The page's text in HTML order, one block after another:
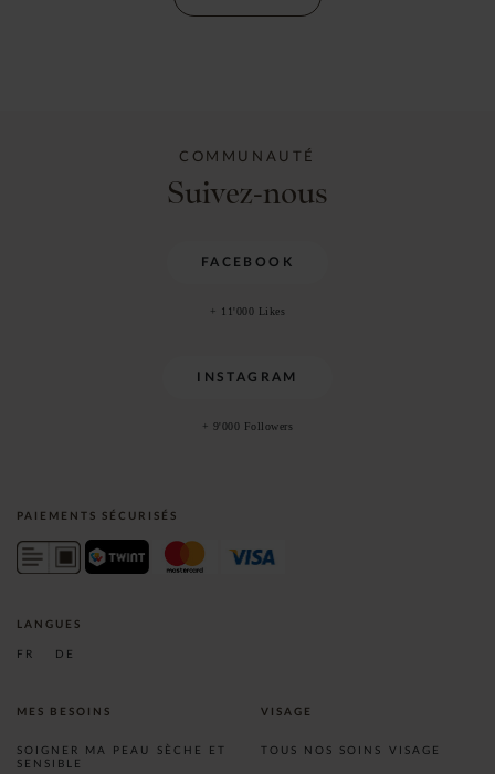
COMMUNAUTÉ
Suivez-nous
FACEBOOK
+ 11'000 Likes
INSTAGRAM
+ 9'000 Followers
PAIEMENTS SÉCURISÉS
LANGUES
FR DE
MES BESOINS
SOIGNER MA PEAU SÈCHE ET
SENSIBLE
VISAGE
TOUS NOS SOINS VISAGE